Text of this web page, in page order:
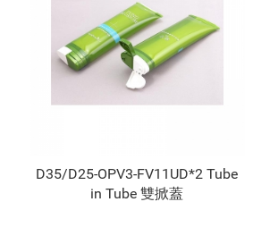
D35/D25-OPV3-FV11UD*2 Tube
in Tube 雙掀蓋